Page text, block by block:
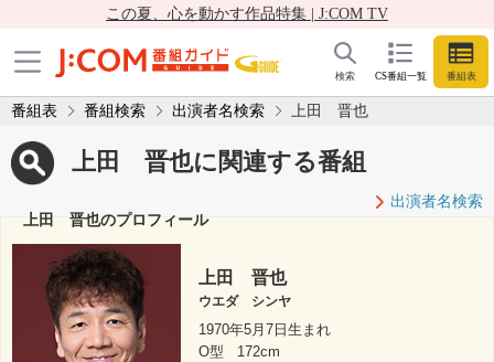
この夏、心を動かす作品特集 | J:COM TV
CS番組一覧 番組表
検索
番組表 番組検索 出演者名検索 上田 晋也
上田 晋也に関連する番組
出演者名検索
上田 晋也のプロフィール
上田 晋也
ウエダ シンヤ
1970年5月7日生まれ
O型
172cm